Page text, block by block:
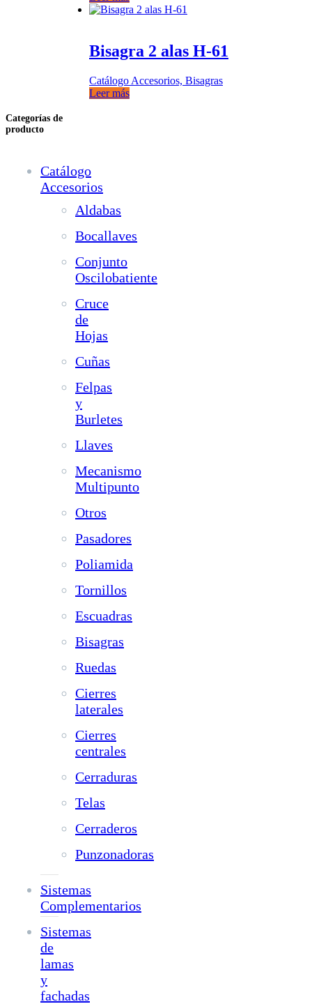
Bisagra 2 alas H-61
Catálogo Accesorios, Bisagras
Leer más
Categorías de
producto
Catálogo
Accesorios
Aldabas
Bocallaves
Conjunto
Oscilobatiente
Cruce
de
Hojas
Cuñas
Felpas
y
Burletes
Llaves
Mecanismo
Multipunto
Otros
Pasadores
Poliamida
Tornillos
Escuadras
Bisagras
Ruedas
Cierres
laterales
Cierres
centrales
Cerraduras
Telas
Cerraderos
Punzonadoras
Sistemas
Complementarios
Sistemas
de
lamas
y
fachadas